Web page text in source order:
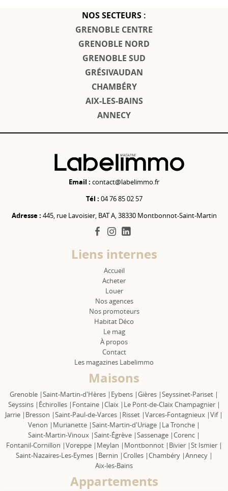
NOS SECTEURS :
GRENOBLE CENTRE
GRENOBLE NORD
GRENOBLE SUD
GRÉSIVAUDAN
CHAMBÉRY
AIX-LES-BAINS
ANNECY
Email : contact@labelimmo.fr
Tél : 04 76 85 02 57
Adresse : 445, rue Lavoisier, BAT A, 38330 Montbonnot-Saint-Martin
facebook
instagram
Liens internes
Accueil
Acheter
Louer
Nos agences
Nos promoteurs
Habitat Déco
Le mag
À propos
Contact
Les magazines Labelimmo
Maisons
Grenoble |Saint-Martin-d'Hères | Eybens |Gières |Seyssinet-Pariset |
Seyssins | Échirolles | Fontaine |Claix | Le Pont-de-Claix Champagnier |
Jarrie | Bresson |Saint-Paul-de-Varces | Risset |Varces-Fontagnieux |Vif |
Venon | Murianette |Saint-Martin-d'Uriage | La Tronche |
Saint-Martin-Vinoux |Saint-Égrève |Sassenage |Corenc |
Fontanil-Cornillon |Voreppe | Meylan | Montbonnot | Bivier |St Ismier |
Saint-Nazaires-Les-Eymes | Bernin |Crolles |Chambéry |Annecy |
Aix-les-Bains
Appartements